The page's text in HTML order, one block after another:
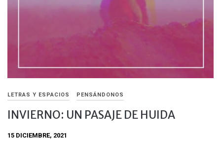
LETRAS Y ESPACIOS PENSÁNDONOS
INVIERNO: UN PASAJE DE HUIDA
15 DICIEMBRE, 2021